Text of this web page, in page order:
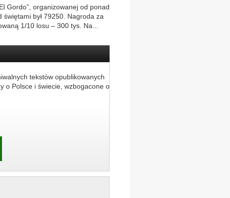
Gordo”, organizowanej od ponad
był 79250. Nagroda za
1/10 losu – 300 tys. Na...
tekstów opublikowanych
o Polsce i świecie, wzbogacone o